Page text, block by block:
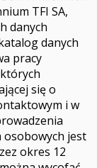
TFI SA,
danych
danych
pracy
się o
i w
osobowych jest
okres 12